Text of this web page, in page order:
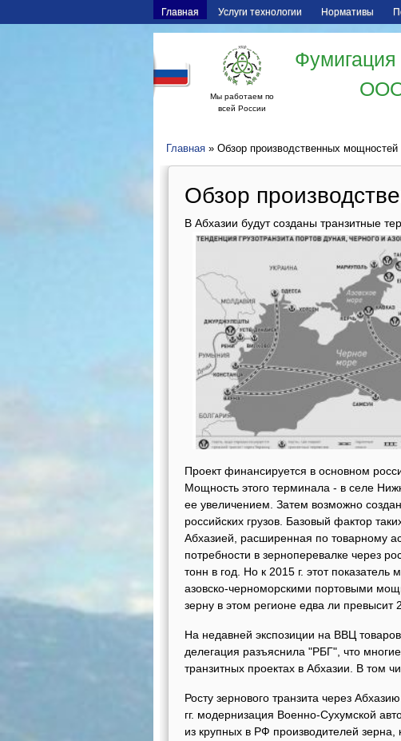
Главная Услуги технологии Нормативы
Мы работаем по
всей России
Главная » Обзор производственных мощностей
Обзор
В Абхазии будут созданы транзитные
Проект финансируется в основном
Мощность этого терминала - в селе
ее увеличением. Затем возможно
российских грузов. Базовый фактор
Абхазией, расширенная по товарному
потребности в зерноперевалке через
тонн в год. Но к 2015 г. этот
азовско-черноморскими портовыми
зерну в этом регионе едва ли
На недавней экспозиции на ВВЦ
делегация разъяснила "РБГ", что
транзитных проектах в Абхазии. В том
Росту зернового транзита через
гг. модернизация Военно-Сухумской
из крупных в РФ производителей